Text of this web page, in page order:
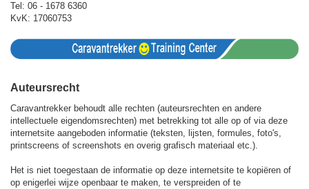
Tel: 06 - 1678 6360
KvK: 17060753
Auteursrecht
Caravantrekker behoudt alle rechten (auteursrechten en andere
intellectuele eigendomsrechten) met betrekking tot alle op of via deze
internetsite aangeboden informatie (teksten, lijsten, formules, foto's,
printscreens of screenshots en overig grafisch materiaal etc.).
Het is niet toegestaan de informatie op deze internetsite te kopiëren of
op enigerlei wijze openbaar te maken, te verspreiden of te